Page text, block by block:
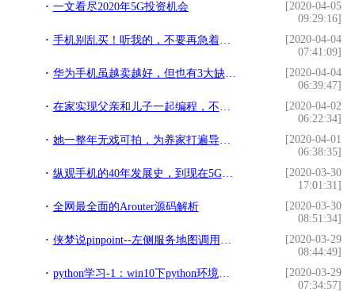
一文看尽2020年5G投资机会
[2020-04-05
09:29:16]
手机别乱买！听我的，不要再急着买5G了
[2020-04-04
07:41:09]
华为手机虽越卖越好，但也有3大缺点，你都了解吗？
[2020-04-04
06:39:47]
在家实现父亲和儿子一起编程，不需要安装任何编程软件
[2020-04-02
06:22:34]
她一整年无戏可拍，为养家打遍导演电话，《延禧攻略》一炮而红
[2020-04-01
06:38:35]
纵观手机的40年发展史，到现在5G手机的上市，手机你换了几次呢？
[2020-03-30
17:01:31]
全网最全面的Arouter源码解析
[2020-03-30
08:51:34]
侠梦说pinpoint--左侧服务地图调用量和WasOn过滤
[2020-03-29
08:44:49]
python学习-1：win10下python环境配置与pycharm安装激活
[2020-03-29
07:34:57]